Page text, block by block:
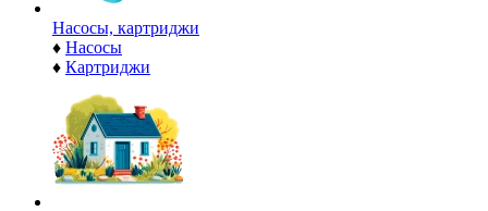
Насосы, картриджи
♦ Насосы
♦ Картриджи